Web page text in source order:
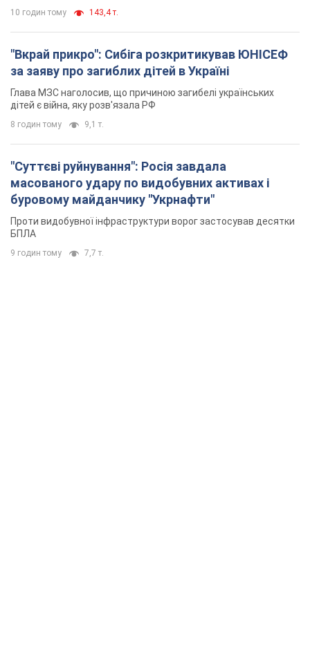
10 годин тому 143,4 т.
"Вкрай прикро": Сибіга розкритикував ЮНІСЕФ
за заяву про загиблих дітей в Україні
Глава МЗС наголосив, що причиною загибелі українських
дітей є війна, яку розв'язала РФ
8 годин тому 9,1 т.
"Суттєві руйнування": Росія завдала
масованого удару по видобувних активах і
буровому майданчику "Укрнафти"
Проти видобувної інфраструктури ворог застосував десятки
БПЛА
9 годин тому 7,7 т.